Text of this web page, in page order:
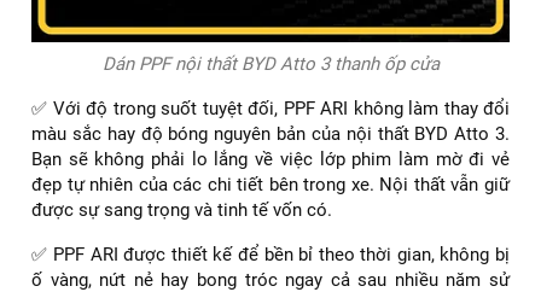
Dán PPF nội thất BYD Atto 3 thanh ốp cửa
✅ Với độ trong suốt tuyệt đối, PPF ARI không làm thay đổi
màu sắc hay độ bóng nguyên bản của nội thất BYD Atto 3.
Bạn sẽ không phải lo lắng về việc lớp phim làm mờ đi vẻ
đẹp tự nhiên của các chi tiết bên trong xe. Nội thất vẫn giữ
được sự sang trọng và tinh tế vốn có.
✅ PPF ARI được thiết kế để bền bỉ theo thời gian, không bị
ố vàng, nứt nẻ hay bong tróc ngay cả sau nhiều năm sử